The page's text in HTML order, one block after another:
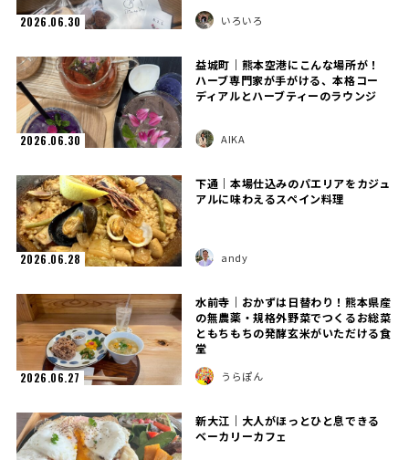
2026.06.30 いろいろ
2026.06.30
益城町｜熊本空港にこんな場所が！
ハーブ専門家が手がける、本格コー
ディアルとハーブティーのラウンジ
AIKA
2026.06.28
下通｜本場仕込みのパエリアをカジュ
アルに味わえるスペイン料理
andy
2026.06.27
水前寺｜おかずは日替わり！熊本県産
の無農薬・規格外野菜でつくるお総菜
ともちもちの発酵玄米がいただける食
堂
うらぽん
新大江｜大人がほっとひと息できる
ベーカリーカフェ